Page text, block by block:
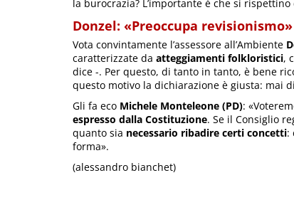
la burocrazia? L’importante è che si
Donzel: «Preoccupa revisionismo»
Vota convintamente l’assessore all’Ambiente
caratterizzate da atteggiamenti folkloristici,
dice -. Per questo, di tanto in tanto, è bene
questo motivo la dichiarazione è giusta: mai
Gli fa eco Michele Monteleone (PD):
espresso dalla Costituzione. Se il Consiglio
quanto sia necessario ribadire certi concetti:
forma».
(alessandro bianchet)